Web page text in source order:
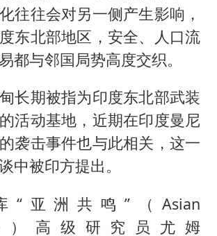
往往会对另一侧产生影响，
东北部地区，安全、人口流
都与邻国局势高度交织。
长期被指为印度东北部武装
活动基地，近期在印度曼尼
袭击事件也与此相关，这一
中被印方提出。
“亚洲共鸣”（Asian
）高级研究员尤姆